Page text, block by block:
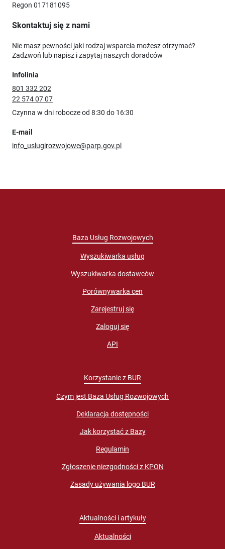
Regon 017181095
Skontaktuj się z nami
Nie masz pewności jaki rodzaj wsparcia możesz otrzymać?
Zadzwoń lub napisz i zapytaj naszych doradców
Infolinia
801 332 202
22 574 07 07
Czynna w dni robocze od 8:30 do 16:30
E-mail
info_uslugirozwojowe@parp.gov.pl
Baza Usług Rozwojowych
Wyszukiwarka usług
Wyszukiwarka dostawców
Porównywarka cen
Zarejestruj się
Zaloguj się
API
Korzystanie z BUR
Czym jest Baza Usług Rozwojowych
Deklaracja dostępności
Jak korzystać z Bazy
Regulamin
Zgłoszenie niezgodności z KPON
Zasady używania logo BUR
Aktualności i artykuły
Aktualności